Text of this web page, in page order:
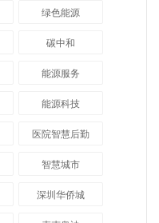
绿色能源
碳中和
能源服务
能源科技
医院智慧后勤
智慧城市
深圳华侨城